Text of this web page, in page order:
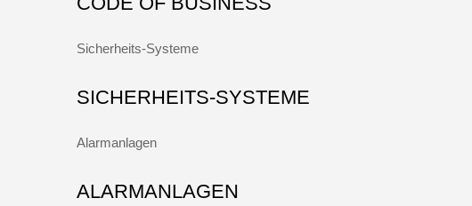
Sicherheits-Systeme
SICHERHEITS-SYSTEME
Alarmanlagen
ALARMANLAGEN